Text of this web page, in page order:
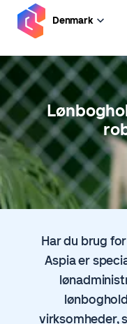
hovedindhold
Denmark
Har du brug
Aspia er
virksomheder,